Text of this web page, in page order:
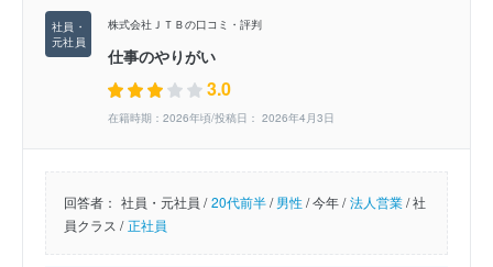
株式会社ＪＴＢの口コミ・評判
仕事のやりがい
3.0
在籍時期：2026年頃/投稿日： 2026年4月3日
回答者： 社員・元社員 / 20代前半/男性/今年 / 法人営業/社
員クラス / 正社員